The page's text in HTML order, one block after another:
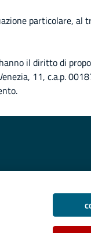
particolare, al
il diritto di
11, c.a.p.